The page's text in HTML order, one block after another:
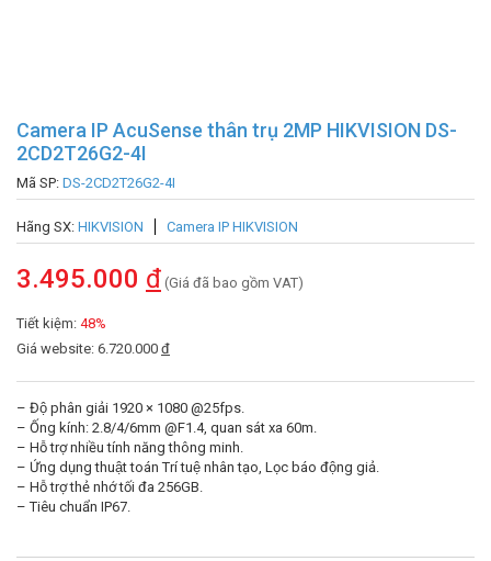
Camera IP AcuSense thân trụ 2MP HIKVISION DS-
2CD2T26G2-4I
Mã SP: DS-2CD2T26G2-4I
Hãng SX: HIKVISION Camera IP HIKVISION
3.495.000 đ (Giá đã bao gồm VAT)
Tiết kiệm: 48%
Giá website: 6.720.000 đ
– Độ phân giải 1920 × 1080 @25fps.
– Ống kính: 2.8/4/6mm @F1.4, quan sát xa 60m.
– Hỗ trợ nhiều tính năng thông minh.
– Ứng dụng thuật toán Trí tuệ nhân tạo, Lọc báo động giả.
– Hỗ trợ thẻ nhớ tối đa 256GB.
– Tiêu chuẩn IP67.